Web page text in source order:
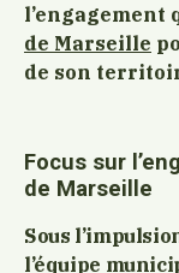
l’engagement
de Marseille
de son
Focus sur
de Marseille
Sous
l’équipe